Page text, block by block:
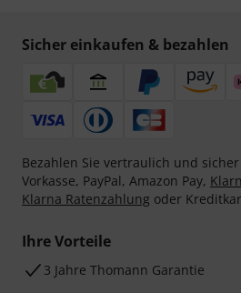
Sicher einkaufen & bezahlen
Bezahlen Sie vertraulich und
Vorkasse, PayPal, Amazon Pay,
Klarna Ratenzahlung oder
Ihre Vorteile
3 Jahre Thomann Garantie